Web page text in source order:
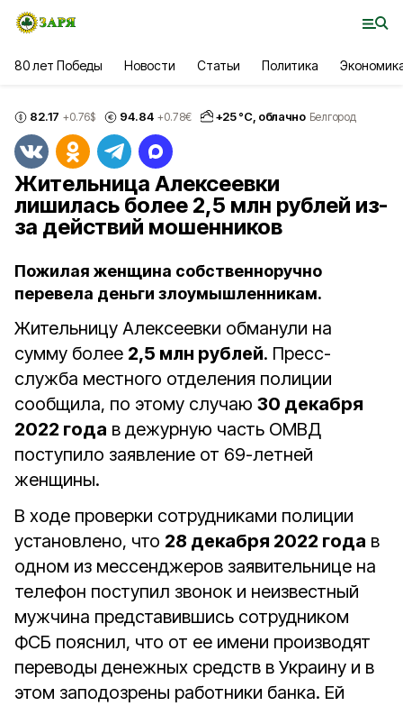
80 лет Победы Новости Статьи Политика
82.17 +0.76$ 94.84 +0.78€ +25°С, облачно Белгород
Жительница Алексеевки
лишилась более 2,5 млн рублей из-
за действий мошенников
Пожилая женщина собственноручно
перевела деньги злоумышленникам.
Жительницу Алексеевки обманули на
сумму более 2,5 млн рублей. Пресс-
служба местного отделения полиции
сообщила, по этому случаю 30 декабря
2022 года в дежурную часть ОМВД
поступило заявление от 69-летней
женщины.
В ходе проверки сотрудниками полиции
установлено, что 28 декабря 2022 года в
одном из мессенджеров заявительнице на
телефон поступил звонок и неизвестный
мужчина представившись сотрудником
ФСБ пояснил, что от ее имени производят
переводы денежных средств в Украину и в
этом заподозрены работники банка. Ей